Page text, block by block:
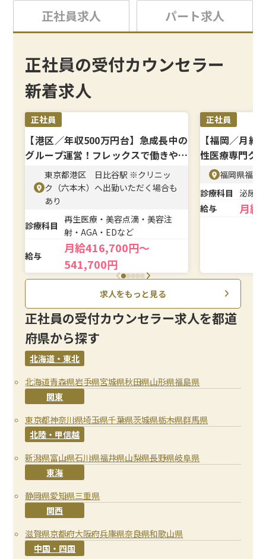
正社員求人 パート求人
正社員の受付カウンセラー
新着求人
正社員
【港区／年収500万円台】急成長中の
グループ運営！フレックスで働きやす
東京都港区 日比谷駅 ※クリニッ
ク（六本木）へ出勤いただく場合も
あり
診療科目
再生医療・美容点滴・美容注
射・AGA・EDなど
給与
月給416,700円～
541,700円
正社員
【福岡／月給
性医療専門ク
福岡県福岡
診療科目
泌尿
給与
月給
求人をもっと見る
正社員の受付カウンセラー求人を都道
府県から探す
北海道・東北
北海道青森県岩手県宮城県秋田県山形県福島県
関東
東京都神奈川県埼玉県千葉県茨城県栃木県群馬県
北陸・甲信越
新潟県富山県石川県福井県山梨県長野県岐阜県
東海
静岡県愛知県三重県
関西
滋賀県京都府大阪府兵庫県奈良県和歌山県
中国・四国